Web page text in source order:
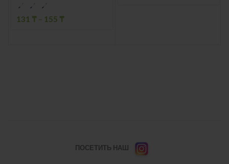
131 ₸ – 155 ₸
ПОСЕТИТЬ НАШ